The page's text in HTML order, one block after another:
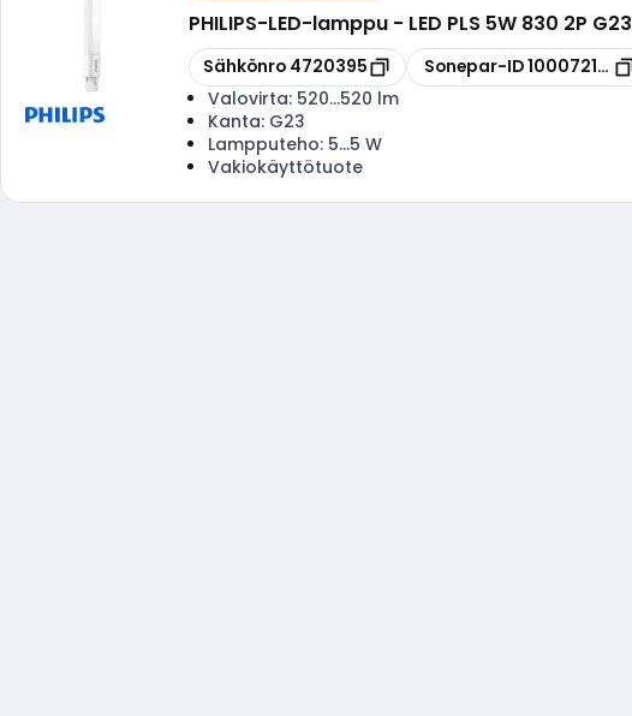
PHILIPS-LED-lamppu - LED PLS 5W 830 2P G23
Kopioi
Sähkönro 4720395 Kopioi
Sonepar-ID100072182
Valovirta: 520...520 lm
Kanta: G23
Lampputeho: 5...5 W
Vakiokäyttötuote